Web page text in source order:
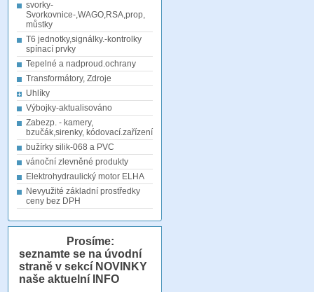
svorky-
Svorkovnice-,WAGO,RSA,prop,
můstky
T6 jednotky,signálky.-kontrolky
spínací prvky
Tepelné a nadproud.ochrany
Transformátory, Zdroje
Uhlíky
Výbojky-aktualisováno
Zabezp. - kamery,
bzučák,sirenky, kódovací.zařízení
bužírky silik-068 a PVC
vánoční zlevněné produkty
Elektrohydraulický motor ELHA
Nevyužité základní prostředky
ceny bez DPH
Prosíme:
seznamte se na úvodní
straně v sekcí NOVINKY
naše aktuelní INFO